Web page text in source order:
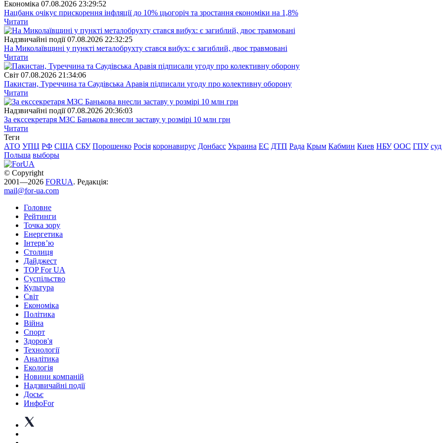
Економіка 07.08.2026 23:29:52
Нацбанк очікує прискорення інфляції до 10% цьогоріч та зростання економіки на 1,8%
Читати
Надзвичайні події 07.08.2026 22:32:25
На Миколаївщині у пункті металобрухту стався вибух: є загиблий, двоє травмовані
Читати
Свiт 07.08.2026 21:34:06
Пакистан, Туреччина та Саудівська Аравія підписали угоду про колективну оборону
Читати
Надзвичайні події 07.08.2026 20:36:03
За екссекретаря МЗС Банькова внесли заставу у розмірі 10 млн грн
Читати
Теги
АТО УПЦ РФ США СБУ Порошенко Росія коронавирус Донбасс Украина ЕС ДТП Рада Крым Кабмин Киев НБУ ООС ГПУ суд
Польша выборы
© Copyright
2001—2026 FORUA. Редакція:
mail@for-ua.com
Головне
Рейтинги
Точка зору
Енергетика
Інтерв’ю
Столиця
Дайджест
TOP For UA
Суспiльство
Культура
Світ
Економіка
Політика
Війна
Спорт
Здоров'я
Технології
Аналітика
Екологія
Новини компаній
Надзвичайні події
Досьє
ИнфоFor